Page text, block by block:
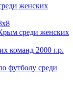
женских
среди женских
команд 2000 г.р.
футболу среди